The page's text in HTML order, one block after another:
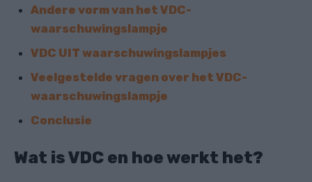
Andere vorm van het VDC-
waarschuwingslampje
VDC UIT waarschuwingslampjes
Veelgestelde vragen over het VDC-
waarschuwingslampje
Conclusie
Wat is VDC en hoe werkt het?